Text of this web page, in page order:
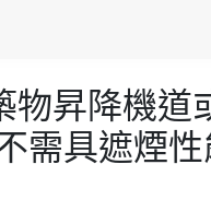
物昇降機
具遮煙性